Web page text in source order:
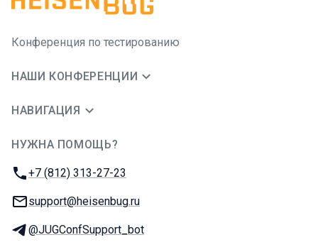
Конференция по тестированию
НАШИ КОНФЕРЕНЦИИ
НАВИГАЦИЯ
НУЖНА ПОМОЩЬ?
Телефон:
+7 (812) 313-27-23
E-mail:
support@heisenbug.ru
Телеграм:
@JUGConfSupport_bot